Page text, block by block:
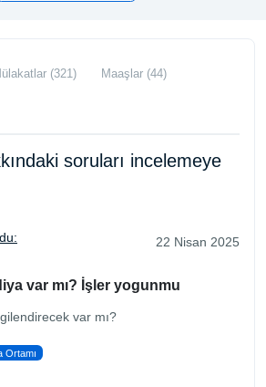
(321) Maaşlar (44)
soruları incelemeye
22 Nisan 2025
var mı? İşler yogunmu
var mı?
Ortamı